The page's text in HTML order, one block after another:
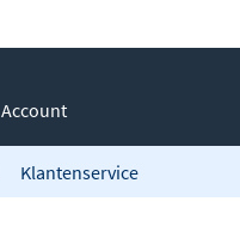
Account
Klantenservice